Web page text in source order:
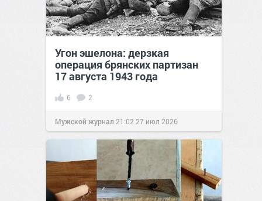
Угон эшелона: дерзкая
операция брянских партизан
17 августа 1943 года
6 2
Мужской журнал 21:02 27 июл 2026